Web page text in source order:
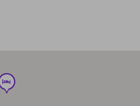
hotel